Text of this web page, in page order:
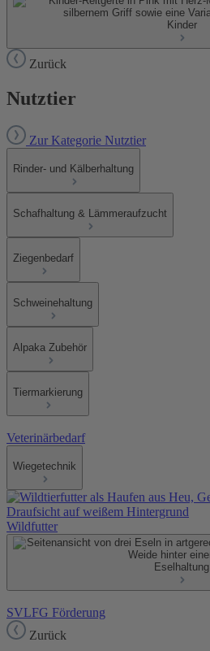
Kinder
Zurück
Nutztier
Zur Kategorie Nutztier
Rinder- und Kälberhaltung
Schafhaltung & Lämmeraufzucht
Ziegenbedarf
Schweinehaltung
Alpaka Zubehör
Tiermarkierung
Veterinärbedarf
Wiegetechnik
Wildfutter
Eselhaltung
SVLFG Förderung
Zurück